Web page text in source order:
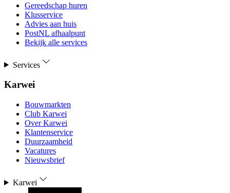
Gereedschap huren
Klusservice
Advies aan huis
PostNL afhaalpunt
Bekijk alle services
Services
Karwei
Bouwmarkten
Club Karwei
Over Karwei
Klantenservice
Duurzaamheid
Vacatures
Nieuwsbrief
Karwei